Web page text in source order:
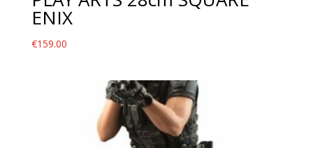
ENIX
€159.00